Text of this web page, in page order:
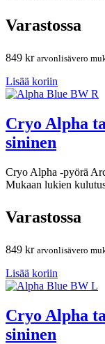
Varastossa
849 kr arvonlisävero
Lisää koriin
Cryo Alpha
sininen
Cryo Alpha -pyörä
Mukaan lukien
Varastossa
849 kr arvonlisävero
Lisää koriin
Cryo Alpha
sininen